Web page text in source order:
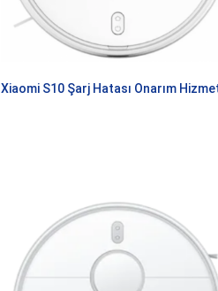
Xiaomi S10 Şarj Hatası Onarım